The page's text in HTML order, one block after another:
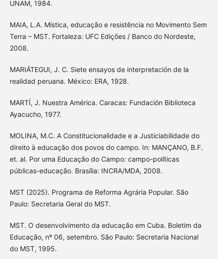
UNAM, 1984.
MAIA, L.A. Mística, educação e resistência no Movimento Sem
Terra – MST. Fortaleza: UFC Edições / Banco do Nordeste,
2008.
MARIÁTEGUI, J. C. Siete ensayos de interpretación de la
realidad peruana. México: ERA, 1928.
MARTÍ, J. Nuestra América. Caracas: Fundación Biblioteca
Ayacucho, 1977.
MOLINA, M.C. A Constitucionalidade e a Justiciabilidade do
direito à educação dos povos do campo. In: MANÇANO, B.F.
et. al. Por uma Educação do Campo: campo-políticas
públicas-educação. Brasília: INCRA/MDA, 2008.
MST (2025). Programa de Reforma Agrária Popular. São
Paulo: Secretaria Geral do MST.
MST. O desenvolvimento da educação em Cuba. Boletim da
Educação, nº 06, setembro. São Paulo: Secretaria Nacional
do MST, 1995.